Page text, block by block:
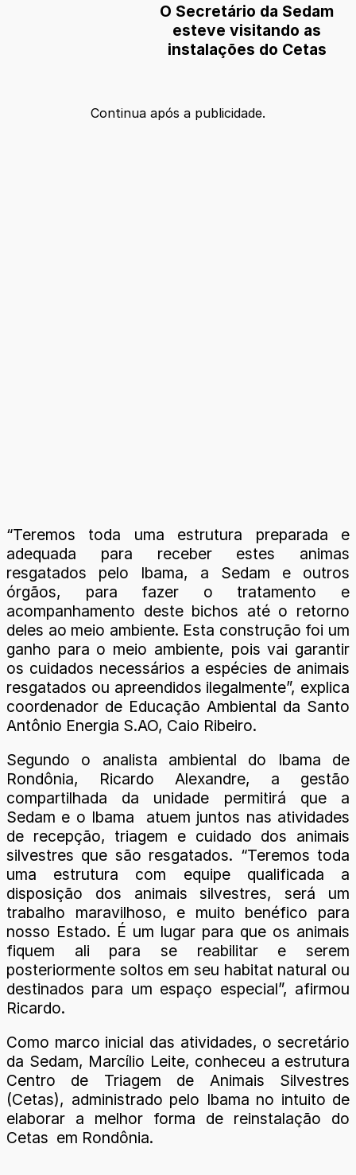
O Secretário da Sedam
esteve visitando as
instalações do Cetas
Continua após a publicidade.
“Teremos toda uma estrutura preparada e
adequada para receber estes animas
resgatados pelo Ibama, a Sedam e outros
órgãos, para fazer o tratamento e
acompanhamento deste bichos até o retorno
deles ao meio ambiente. Esta construção foi um
ganho para o meio ambiente, pois vai garantir
os cuidados necessários a espécies de animais
resgatados ou apreendidos ilegalmente”, explica
coordenador de Educação Ambiental da Santo
Antônio Energia S.AO, Caio Ribeiro.
Segundo o analista ambiental do Ibama de
Rondônia, Ricardo Alexandre, a gestão
compartilhada da unidade permitirá que a
Sedam e o Ibama atuem juntos nas atividades
de recepção, triagem e cuidado dos animais
silvestres que são resgatados. “Teremos toda
uma estrutura com equipe qualificada a
disposição dos animais silvestres, será um
trabalho maravilhoso, e muito benéfico para
nosso Estado. É um lugar para que os animais
fiquem ali para se reabilitar e serem
posteriormente soltos em seu habitat natural ou
destinados para um espaço especial”, afirmou
Ricardo.
Como marco inicial das atividades, o secretário
da Sedam, Marcílio Leite, conheceu a estrutura
Centro de Triagem de Animais Silvestres
(Cetas), administrado pelo Ibama no intuito de
elaborar a melhor forma de reinstalação do
Cetas em Rondônia.